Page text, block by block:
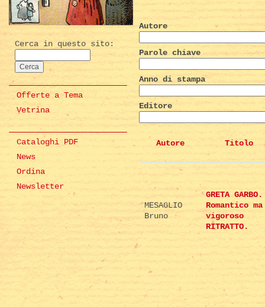
Cerca in questo sito:
Offerte a Tema
Vetrina
Cataloghi PDF
News
Ordina
Newsletter
Autore
Parole chiave
Anno di stampa
Editore
Autore Titolo
MESAGLIO
Bruno
GRETA GARBO.
Romantico ma
vigoroso
RITRATTO.